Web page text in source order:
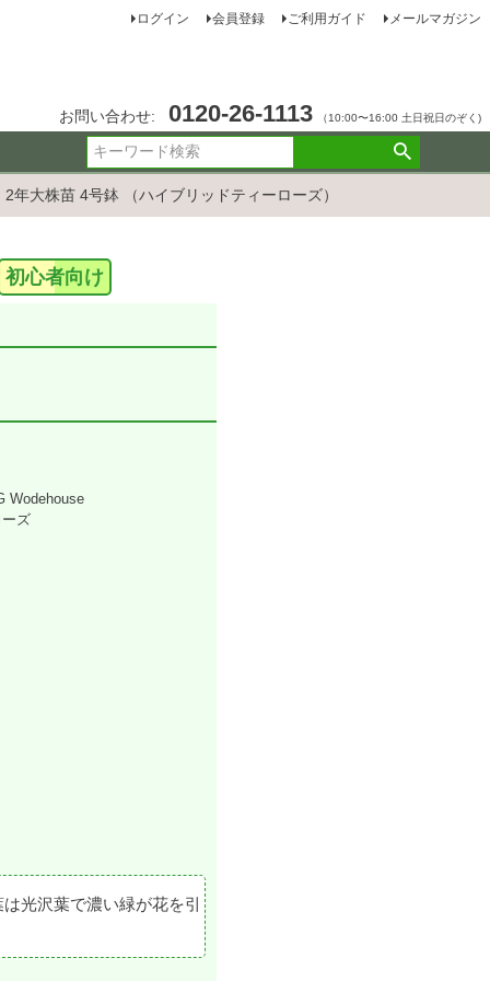
ログイン 会員登録 ご利用ガイド メールマガジン
お問い合わせ: 0120-26-1113 （10:00〜16:00 土日祝日のぞく)
年大株苗 4号鉢 （ハイブリッドティーローズ）
初心者向け
Wodehouse
ズ
光沢葉で濃い緑が花を引